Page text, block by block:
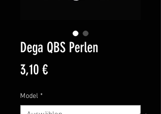
Dega QBS Perlen
3,10 €Preis
Model *